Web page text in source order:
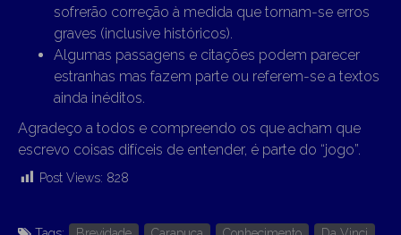
sofrerão correção à medida que tornam-se erros
graves (inclusive históricos).
Algumas passagens e citações podem parecer
estranhas mas fazem parte ou referem-se a textos
ainda inéditos.
Agradeço a todos e compreendo os que acham que
escrevo coisas difíceis de entender, é parte do “jogo”.
Post Views: 828